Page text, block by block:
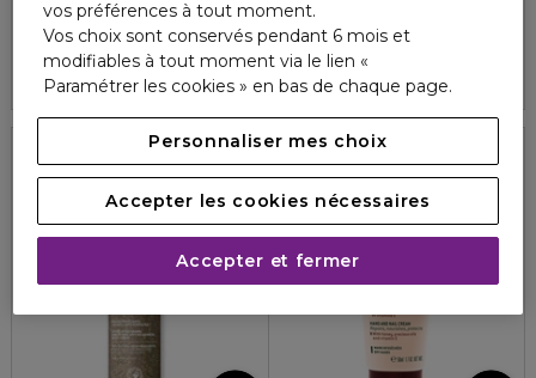
Sebiaclear spray corps
19,10 €
Le Lait corps ménopause
32,00 € 3.7
vos préférences à tout moment.
Vos choix sont conservés pendant 6 mois et
modifiables à tout moment via le lien «
Paramétrer les cookies » en bas de chaque page.
Personnaliser mes choix
Accepter les cookies nécessaires
Accepter et fermer